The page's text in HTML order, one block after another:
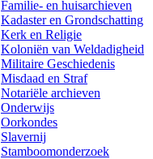
Familie- en huisarchieven
Kadaster en Grondschatting
Kerk en Religie
Koloniën van Weldadigheid
Militaire Geschiedenis
Misdaad en Straf
Notariële archieven
Onderwijs
Oorkondes
Slavernij
Stamboomonderzoek